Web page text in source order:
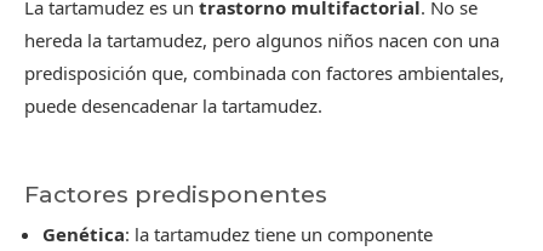
La tartamudez es un trastorno multifactorial. No se
hereda la tartamudez, pero algunos niños nacen con una
predisposición que, combinada con factores ambientales,
puede desencadenar la tartamudez.
Factores predisponentes
Genética: la tartamudez tiene un componente